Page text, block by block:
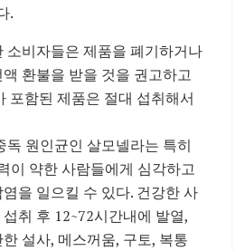
.
소비자들은 제품을 폐기하거나
환불을 받을 것을 권고하고
포함된 제품은 절대 섭취해서
독 원인균인 살모넬라는 특히
이 약한 사람들에게 심각하고
을 일으킬 수 있다. 건강한 사
취 후 12~72시간내에 발열,
설사, 메스꺼움, 구토, 복통